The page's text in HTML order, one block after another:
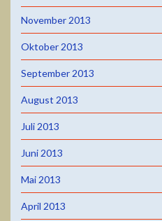
November 2013
Oktober 2013
September 2013
August 2013
Juli 2013
Juni 2013
Mai 2013
April 2013